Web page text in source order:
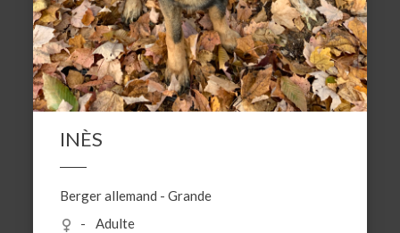
INÈS
Berger allemand -Grande
Adulte